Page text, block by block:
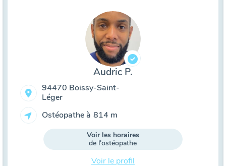
Audric P.
94470 Boissy-Saint-
Léger
Ostéopathe à 814 m
Voir les horaires
de l'ostéopathe
Voir le profil